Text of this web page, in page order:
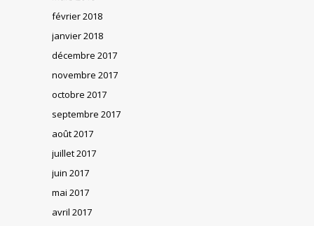
février 2018
janvier 2018
décembre 2017
novembre 2017
octobre 2017
septembre 2017
août 2017
juillet 2017
juin 2017
mai 2017
avril 2017